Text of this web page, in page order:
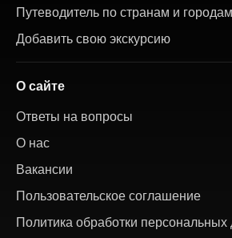
Путеводитель по странам и городам
Добавить свою экскурсию
О сайте
Ответы на вопросы
О нас
Вакансии
Пользовательское соглашение
Политика обработки